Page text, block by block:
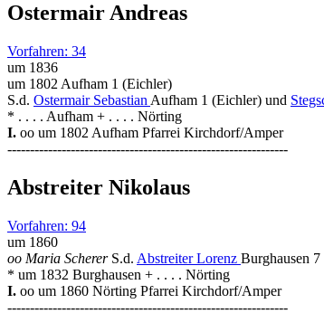
Ostermair Andreas
Vorfahren: 34
um 1836
um 1802 Aufham 1 (Eichler)
S.d. Ostermair Sebastian Aufham 1 (Eichler) und
* . . . . Aufham + . . . . Nörting
I. oo um 1802 Aufham Pfarrei Kirchdorf/Amper
--------------------------------------------------------------
Abstreiter Nikolaus
Vorfahren: 94
um 1860
oo Maria Scherer S.d. Abstreiter Lorenz Burghausen
* um 1832 Burghausen + . . . . Nörting
I. oo um 1860 Nörting Pfarrei Kirchdorf/Amper
--------------------------------------------------------------